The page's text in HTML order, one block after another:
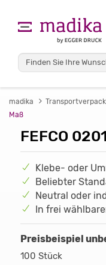
madika
Maß
FEFCO
Klebe- oder
Beliebter
Neutral oder
In frei
Preisbeispiel
100 Stück